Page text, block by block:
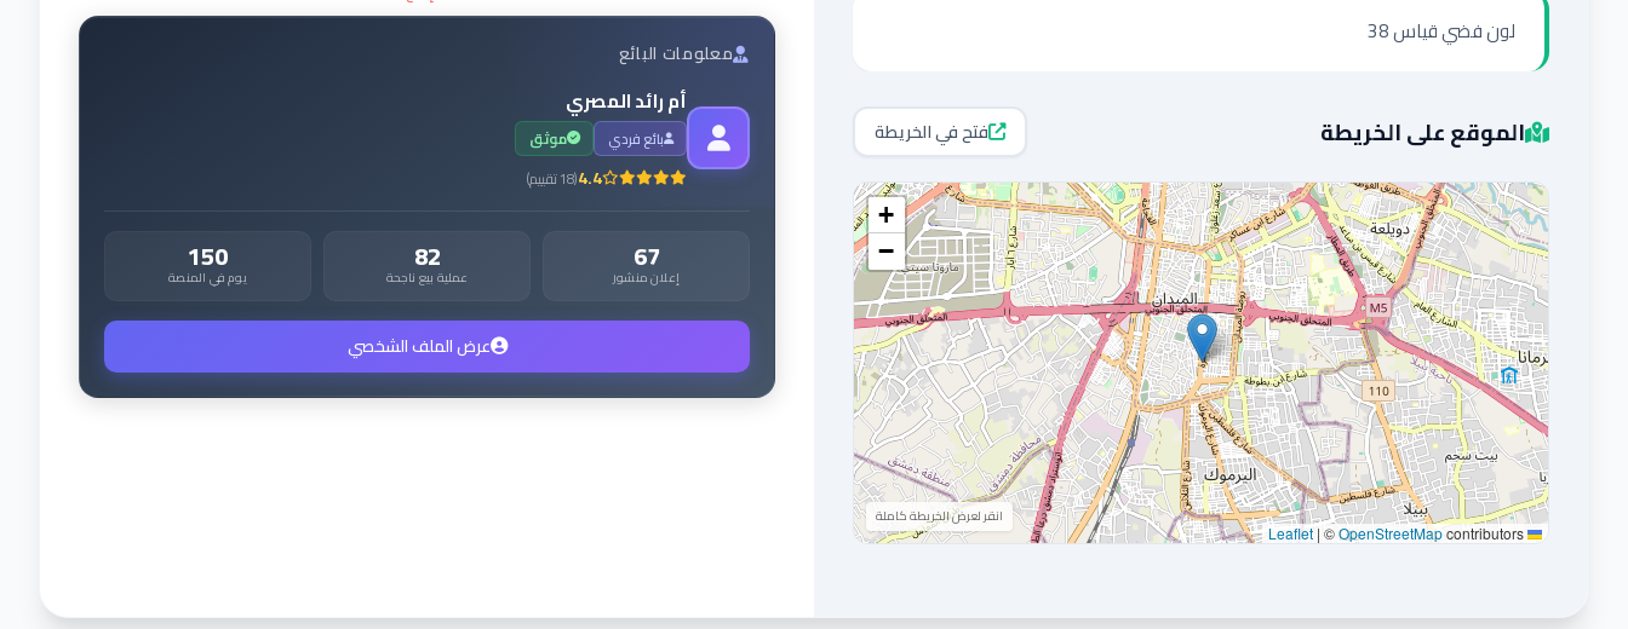
لون فضي قياس 38
الموقع على الخريطة فتح في الخريطة
+
−
| ©OpenStreetMapcontributors
انقر لعرض الخريطة كاملة
معلومات البائع
أم رائد المصري
بائع فردي موثق
4.4
(
18تقييم)
67
إعلان منشور 82
عملية بيع ناجحة 150
يوم في المنصة
عرض الملف الشخصي